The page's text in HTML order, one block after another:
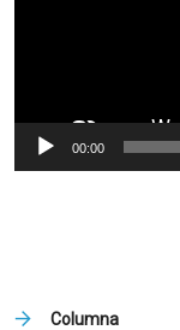
00:00
Columna